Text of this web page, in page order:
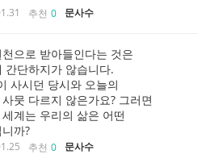
추천 0 문사수
으로 받아들인다는 것은
간단하지가 않습니다.
사시던 당시와 오늘의
뭇 다르지 않은가요? 그러면
계는 우리의 삶은 어떤
까?
추천 0 문사수